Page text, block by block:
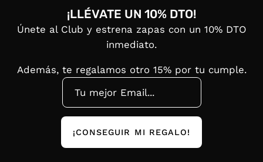
¡LLÉVATE UN 10% DTO!
Únete al Club y estrena zapas con un 10% DTO
inmediato.
Además, te regalamos otro 15% por tu cumple.
¡CONSEGUIR MI REGALO!